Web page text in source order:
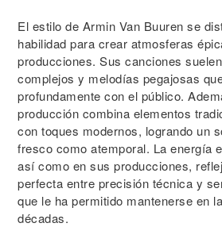
El estilo de Armin Van Buuren se
habilidad para crear atmosferas
producciones. Sus canciones
complejos y melodías pegajosas
profundamente con el público.
producción combina elementos
con toques modernos, logrando un
fresco como atemporal. La energía
así como en sus producciones,
perfecta entre precisión técnica y
que le ha permitido mantenerse en
décadas.